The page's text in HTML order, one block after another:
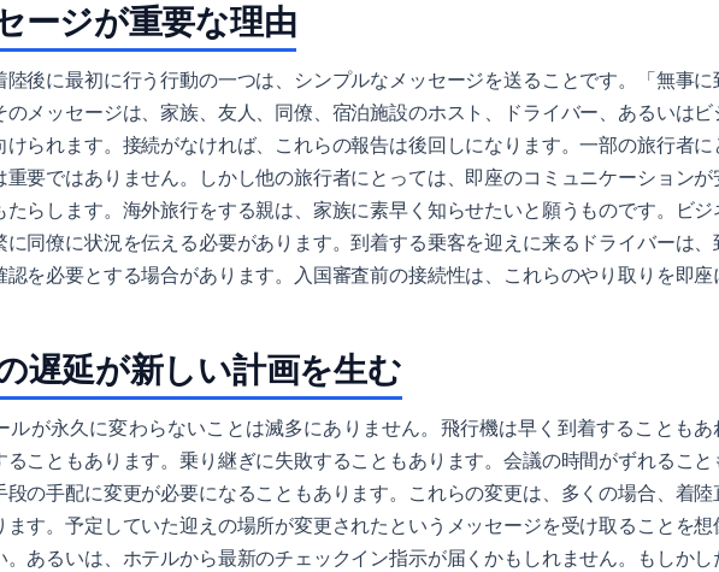
ージが重要な理由
陸後に最初に行う行動の一つは、シンプルなメッセージを送ることです。「無事に
のメッセージは、家族、友人、同僚、宿泊施設のホスト、ドライバー、あるいはビ
けられます。接続がなければ、これらの報告は後回しになります。一部の旅行者に
重要ではありません。しかし他の旅行者にとっては、即座のコミュニケーションが
たらします。海外旅行をする親は、家族に素早く知らせたいと願うものです。ビジ
に同僚に状況を伝える必要があります。到着する乗客を迎えに来るドライバーは、
認を必要とする場合があります。入国審査前の接続性は、これらのやり取りを即座
遅延が新しい計画を生む
ルが永久に変わらないことは滅多にありません。飛行機は早く到着することもあ
ることもあります。乗り継ぎに失敗することもあります。会議の時間がずれること
段の手配に変更が必要になることもあります。これらの変更は、多くの場合、着陸
ます。予定していた迎えの場所が変更されたというメッセージを受け取ることを想
。あるいは、ホテルから最新のチェックイン指示が届くかもしれません。もしかし